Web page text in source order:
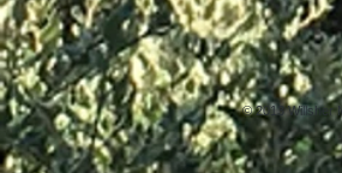
© 2013 Willsher